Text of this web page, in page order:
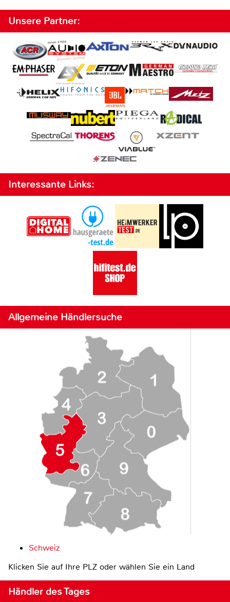
Unsere Partner:
Interessante Links:
Allgemeine Händlersuche
Schweiz
Klicken Sie auf Ihre PLZ oder wählen Sie ein Land
Händler des Tages